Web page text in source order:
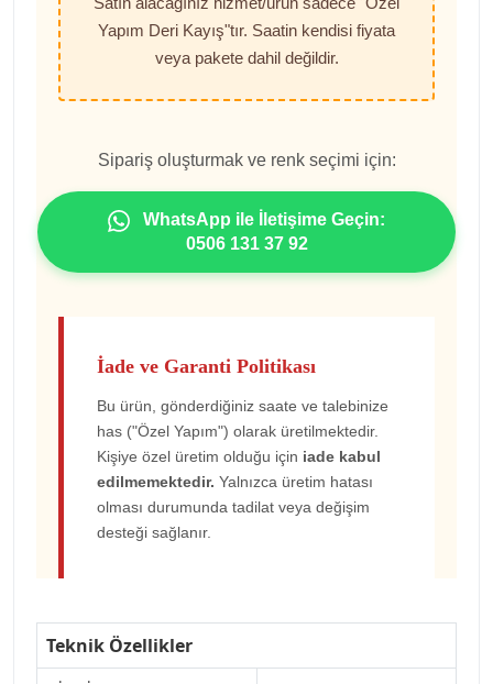
Yapım Deri Kayış"tır. Saatin kendisi fiyata
veya pakete dahil değildir.
Sipariş oluşturmak ve renk seçimi için:
WhatsApp ile İletişime Geçin:
0506 131 37 92
İade ve Garanti Politikası
Bu ürün, gönderdiğiniz saate ve talebinize
has ("Özel Yapım") olarak üretilmektedir.
Kişiye özel üretim olduğu için iade kabul
edilmemektedir. Yalnızca üretim hatası
olması durumunda tadilat veya değişim
desteği sağlanır.
Teknik Özellikler